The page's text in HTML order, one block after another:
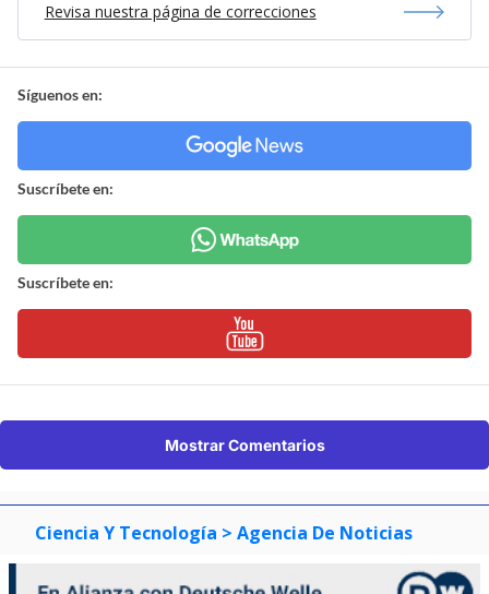
Revisa nuestra página de correcciones
Síguenos en:
Suscríbete en:
Suscríbete en:
Mostrar Comentarios
Ciencia Y Tecnología > Agencia De Noticias